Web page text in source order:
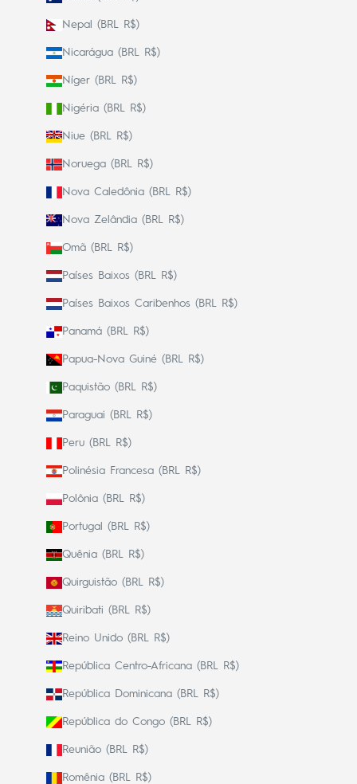
Nepal (BRL R$)
Nicarágua (BRL R$)
Níger (BRL R$)
Nigéria (BRL R$)
Niue (BRL R$)
Noruega (BRL R$)
Nova Caledônia (BRL R$)
Nova Zelândia (BRL R$)
Omã (BRL R$)
Países Baixos (BRL R$)
Países Baixos Caribenhos (BRL R$)
Panamá (BRL R$)
Papua-Nova Guiné (BRL R$)
Paquistão (BRL R$)
Paraguai (BRL R$)
Peru (BRL R$)
Polinésia Francesa (BRL R$)
Polônia (BRL R$)
Portugal (BRL R$)
Quênia (BRL R$)
Quirguistão (BRL R$)
Quiribati (BRL R$)
Reino Unido (BRL R$)
República Centro-Africana (BRL R$)
República Dominicana (BRL R$)
República do Congo (BRL R$)
Reunião (BRL R$)
Romênia (BRL R$)